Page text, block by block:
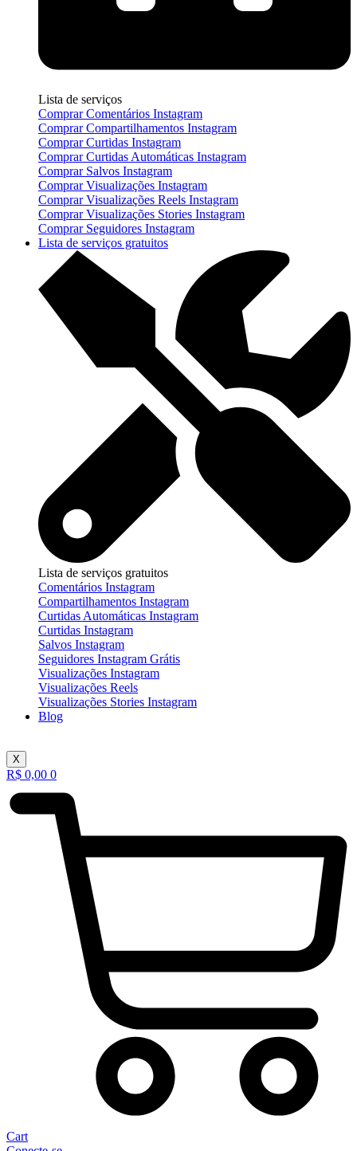
Lista de serviços
Comprar Comentários Instagram
Comprar Compartilhamentos Instagram
Comprar Curtidas Instagram
Comprar Curtidas Automáticas Instagram
Comprar Salvos Instagram
Comprar Visualizações Instagram
Comprar Visualizações Reels Instagram
Comprar Visualizações Stories Instagram
Comprar Seguidores Instagram
Lista de serviços gratuitos
Lista de serviços gratuitos
Comentários Instagram
Compartilhamentos Instagram
Curtidas Automáticas Instagram
Curtidas Instagram
Salvos Instagram
Seguidores Instagram Grátis
Visualizações Instagram
Visualizações Reels
Visualizações Stories Instagram
Blog
X
R$ 0,00 0
Cart